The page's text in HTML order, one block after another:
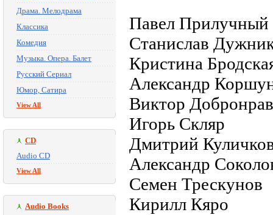
Драма. Мелодрама
Классика
Комедия
Музыка. Опера. Балет
Русский Сериал
Юмор, Сатира
View All
CD
Audio CD
View All
Audio Books
Павел Прилучный
Станислав
Кристина
Александр
Виктор
Игорь Скляр
Дмитрий
Александр
Семен Трескунов
Кирилл Кяро